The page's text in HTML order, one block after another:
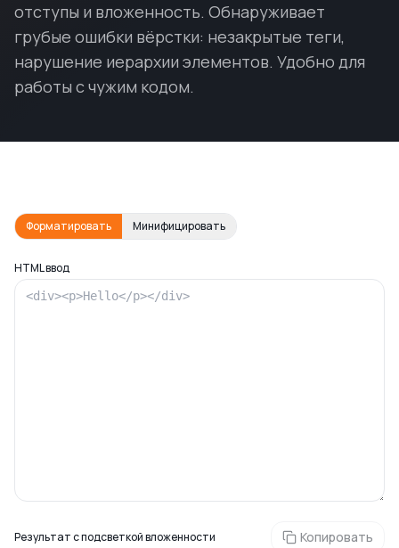
отступы и вложенность. Обнаруживает
грубые ошибки вёрстки: незакрытые теги,
нарушение иерархии элементов. Удобно для
работы с чужим кодом.
Форматировать Минифицировать
HTML ввод
Результат с подсветкой вложенности Копировать